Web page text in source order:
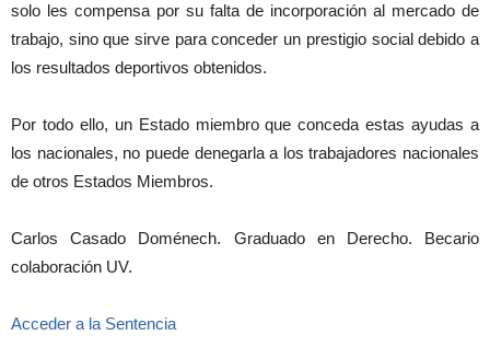
solo les compensa por su falta de incorporación al mercado de
trabajo, sino que sirve para conceder un prestigio social debido a
los resultados deportivos obtenidos.
Por todo ello, un Estado miembro que conceda estas ayudas a
los nacionales, no puede denegarla a los trabajadores nacionales
de otros Estados Miembros.
Carlos Casado Doménech. Graduado en Derecho. Becario
colaboración UV.
Acceder a la Sentencia